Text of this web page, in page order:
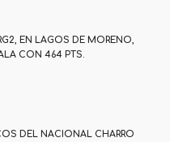
EN LAGOS DE MORENO,
CON 464 PTS.
DEL NACIONAL CHARRO